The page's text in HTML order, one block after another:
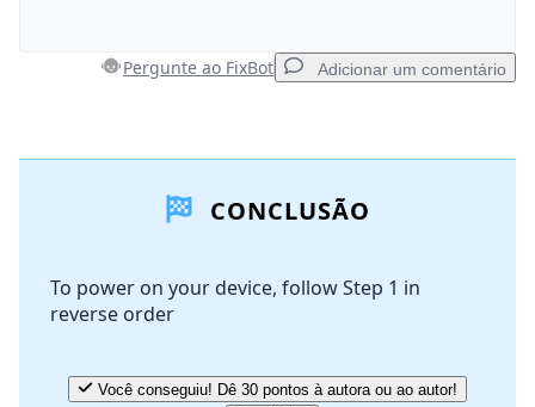
Cancelar Postar comentário
Pergunte ao FixBot Adicionar um comentário
CONCLUSÃO
To power on your device, follow Step 1 in
reverse order
Você conseguiu! Dê 30 pontos à autora ou ao autor!